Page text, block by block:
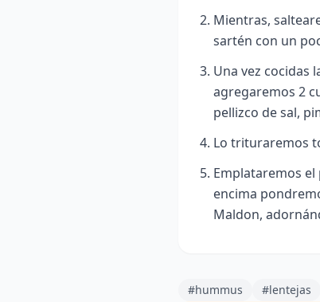
Mientras,
sartén con un
Una vez cocidas
agregaremos 2
pellizco de sal,
Lo trituraremos
Emplataremos
encima
Maldon,
#hummus #lentejas